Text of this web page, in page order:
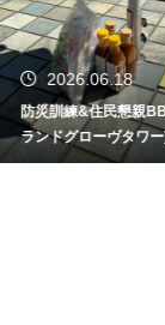
2026.04.11
大人も子どもも楽し
ョップ「アロマサシ
づくり」（